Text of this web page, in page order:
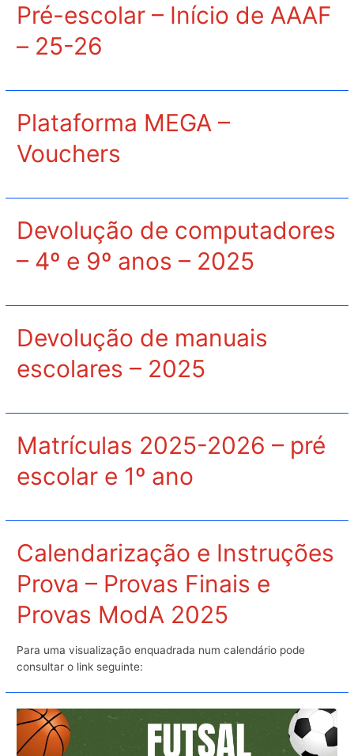
Pré-escolar – Início de AAAF
– 25-26
Plataforma MEGA –
Vouchers
Devolução de computadores
– 4º e 9º anos – 2025
Devolução de manuais
escolares – 2025
Matrículas 2025-2026 – pré
escolar e 1º ano
Calendarização e Instruções
Prova – Provas Finais e
Provas ModA 2025
Para uma visualização enquadrada num calendário pode
consultar o link seguinte: